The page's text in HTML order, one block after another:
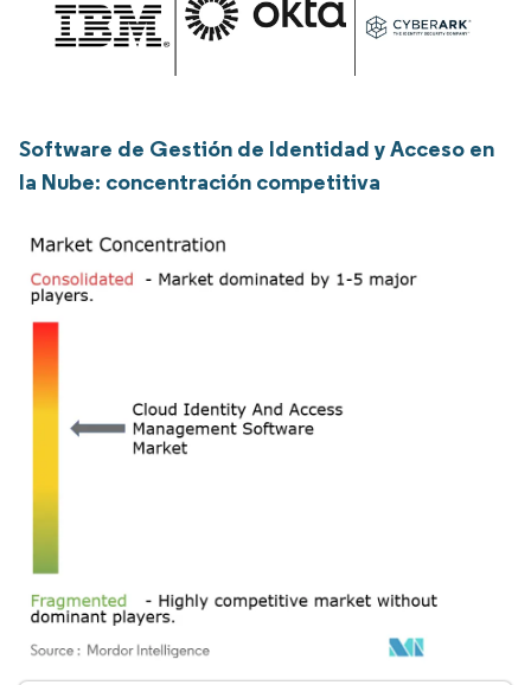
Software de Gestión de Identidad y Acceso en
la Nube: concentración competitiva